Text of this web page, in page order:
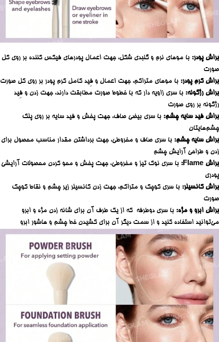
براش پودر: با موهای نرم و گنبدی شکل، جهت اعمال پودرهای فیکس کننده بر روی کل
صورت
براش کرم پودر: با موهای متراکم، جهت اعمال و فِید کامل کرم پودر بر روی کل صورت
براش رژگونه: با سری زاویه دار که با خطوط صورت مطابقت دارند، جهت زدن و فِید
رژگونه بر روی صورت
براش فید سایه چشم: با سری بیضی صاف، جهت پخش و فید سایه بر روی پلک
چشم‌هایتان
براش سایه چشم: با سری صاف و مخروطی، جهت برداشتن مقدار مناسب محصول برای
زدن و طراحی آرایش چشم
براش Flame:
با سری نوک تیز و مخروطی، جهت پخش و محو کردن محصولات آرایشی
پودری
براش کانسیلر: با سری کوچک و متراکم، جهت زدن کانسیلر زیر چشم و نقاط کوچک
صورت
براش ابرو و مژه: با سری دوطرفه که از یک طرف آن برای شانه زدن مژه و ابرو
می‌توانید استفاده کنید و از سمت دیگر آن برای کشیدن خط چشم و هاشور ابرو